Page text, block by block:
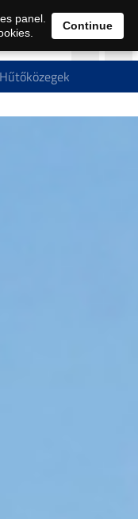
Hűtőközegek
panel.
Continue